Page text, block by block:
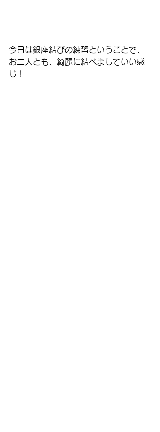
今日は銀座結びの練習ということで、
お二人とも、綺麗に結べましていい感
じ！